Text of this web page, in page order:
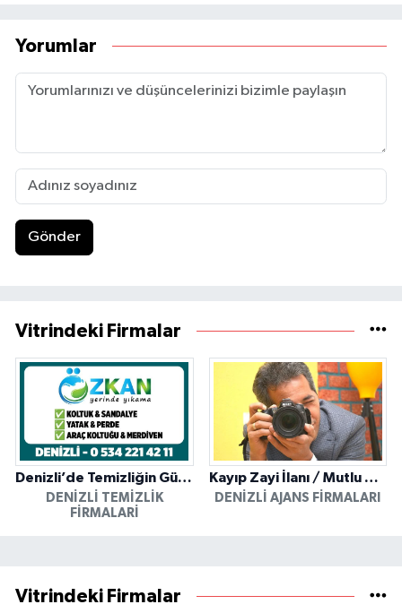
Yorumlar
Gönder
Vitrindeki Firmalar
Denizli’de Temizliğin Güvenilir Adresi: Özkan Yerinde Yıkama
DENIZLI TEMIZLIK
FIRMALARI
Kayıp Zayi İlanı / Mutlu Ajans / Denizli
DENIZLI AJANS FIRMALARI
Vitrindeki Firmalar